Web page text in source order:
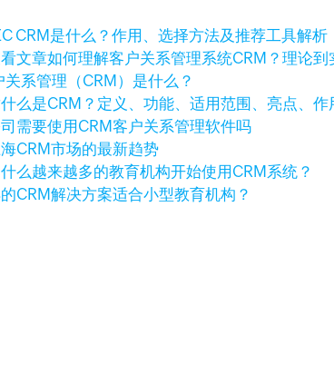
CRM是什么？作用、选择方法及推荐工具解析
文章如何理解客户关系管理系统CRM？理论
系管理（CRM）是什么？
什么是CRM？定义、功能、适用范围、亮点、作
需要使用CRM客户关系管理软件吗
CRM市场的最新趋势
么越来越多的教育机构开始使用CRM系统？
CRM解决方案适合小型教育机构？